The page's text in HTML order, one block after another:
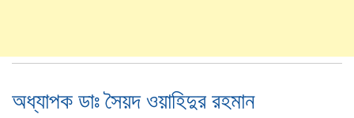
অধ্যাপক ডাঃ সৈয়দ ওয়াহিদুর রহমান